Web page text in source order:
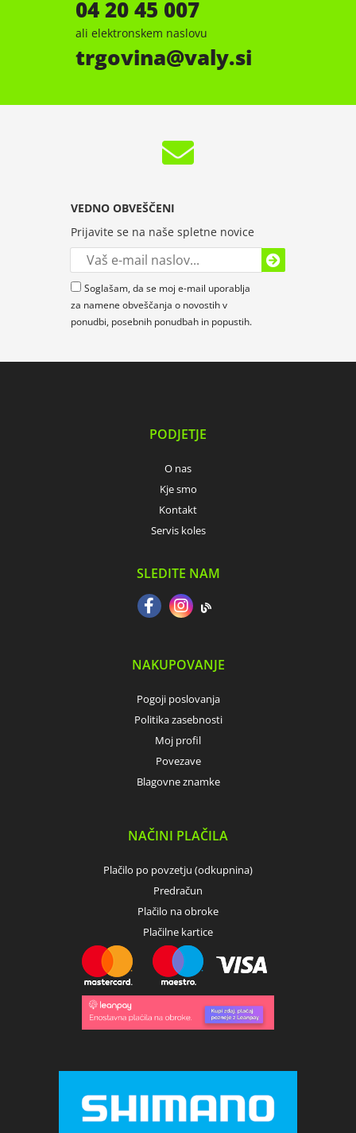
04 20 45 007
ali elektronskem naslovu
trgovina valy.si
VEDNO OBVEŠČENI
Prijavite se na naše spletne novice
Soglašam, da se moj e-mail uporablja
za namene obveščanja o novostih v
ponudbi, posebnih ponudbah in popustih.
PODJETJE
O nas
Kje smo
Kontakt
Servis koles
SLEDITE NAM
NAKUPOVANJE
Pogoji poslovanja
Politika zasebnosti
Moj profil
Povezave
Blagovne znamke
NAČINI PLAČILA
Plačilo po povzetju (odkupnina)
Predračun
Plačilo na obroke
Plačilne kartice